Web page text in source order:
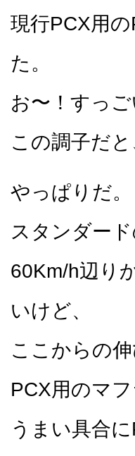
現行PCX用
た。
お〜！すっ
この調子だ
やっぱりだ。
スタンダー
60Km/h辺り
いけど、
ここからの
PCX用のマ
うまい具合